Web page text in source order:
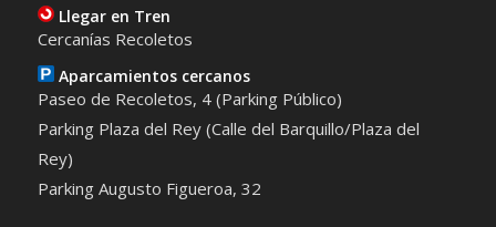
Llegar en Tren
Cercanías Recoletos
Aparcamientos cercanos
Paseo de Recoletos, 4 (Parking Público)
Parking Plaza del Rey (Calle del Barquillo/Plaza del
Rey)
Parking Augusto Figueroa, 32